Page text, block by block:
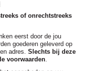
of onrechtstreeks
eerst door de jou
goederen geleverd op
adres. Slechts bij deze
voorwaarden.